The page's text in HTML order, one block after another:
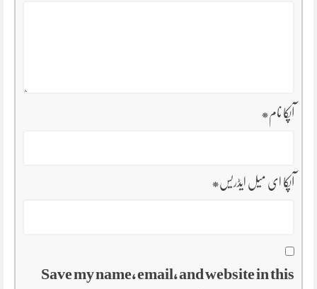
آپکا نام*
آپکا ای میل ایڈریس*
Save my name, email, and website in this